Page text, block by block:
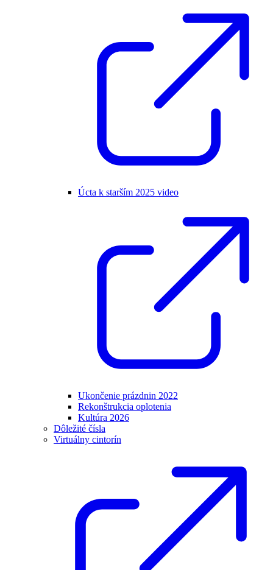
Úcta k starším 2025 video
Ukončenie prázdnin 2022
Rekonštrukcia oplotenia
Kultúra 2026
Dôležité čísla
Virtuálny cintorín